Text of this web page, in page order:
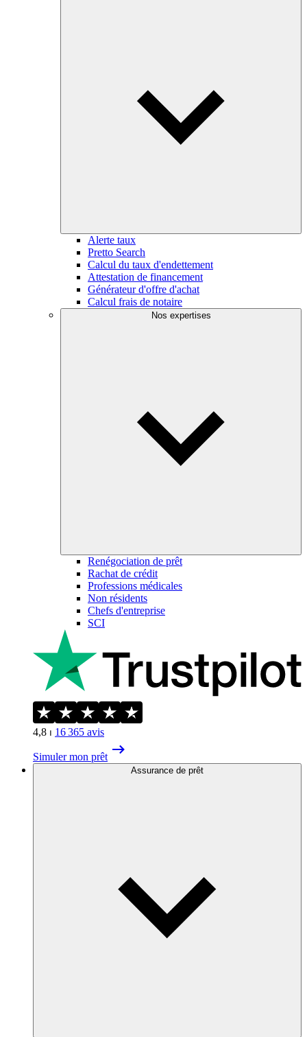
Alerte taux
Pretto Search
Calcul du taux d'endettement
Attestation de financement
Générateur d'offre d'achat
Calcul frais de notaire
Nos expertises
Renégociation de prêt
Rachat de crédit
Professions médicales
Non résidents
Chefs d'entreprise
SCI
4,8 ⏐ 16 365 avis
Simuler mon prêt
Assurance de prêt